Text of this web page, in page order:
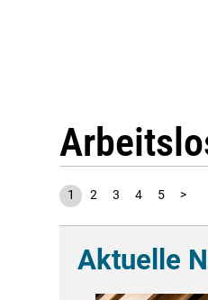
1 2 3 4 5 >
Aktuelle